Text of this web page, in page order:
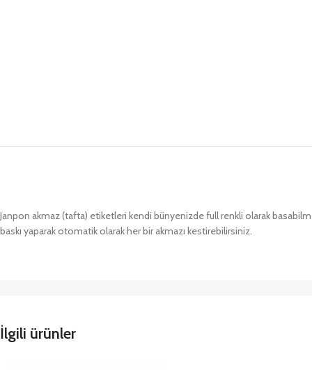
Janpon akmaz (tafta) etiketleri kendi bünyenizde full renkli olarak
baskı yaparak otomatik olarak her bir akmazı kestirebilirsiniz.
İlgili ürünler